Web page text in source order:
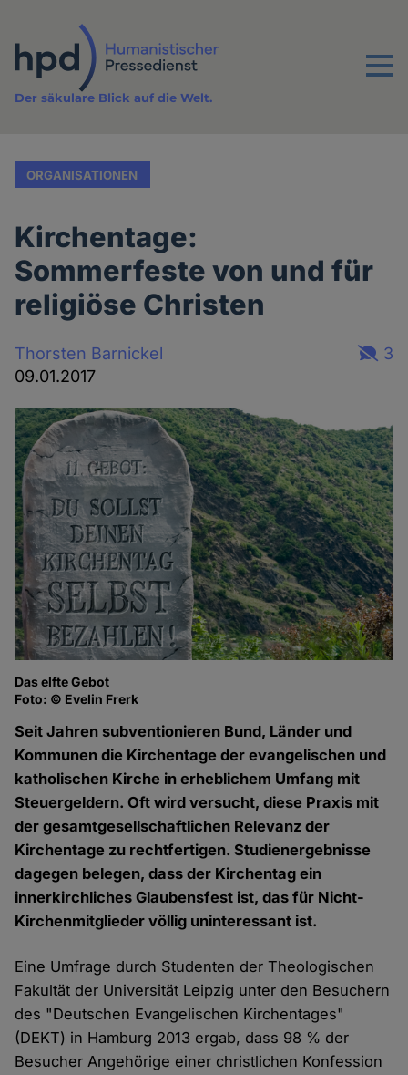
Inhalt
Menu
Der säkulare Blick auf die Welt.
ORGANISATIONEN
Kirchentage:
Sommerfeste von und für
religiöse Christen
Thorsten Barnickel
09.01.2017
3
Das elfte Gebot
Foto: © Evelin Frerk
Seit Jahren subventionieren Bund, Länder und
Kommunen die Kirchentage der evangelischen und
katholischen Kirche in erheblichem Umfang mit
Steuergeldern. Oft wird versucht, diese Praxis mit
der gesamtgesellschaftlichen Relevanz der
Kirchentage zu rechtfertigen. Studienergebnisse
dagegen belegen, dass der Kirchentag ein
innerkirchliches Glaubensfest ist, das für Nicht-
Kirchenmitglieder völlig uninteressant ist.
Eine Umfrage durch Studenten der Theologischen
Fakultät der Universität Leipzig unter den Besuchern
des "Deutschen Evangelischen Kirchentages"
(DEKT) in Hamburg 2013 ergab, dass 98 % der
Besucher Angehörige einer christlichen Konfession